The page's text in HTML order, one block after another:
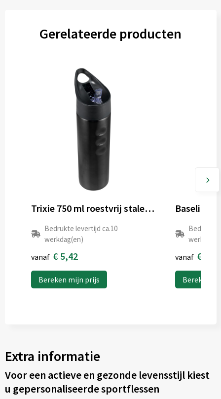
Gerelateerde producten
Trixie 750 ml roestvrij stalen sportfles
Bedrukte levertijd ca.10
werkdag(en)
vanaf € 5,42
Bereken mijn prijs
Bedrukte
vanaf €
Bereken
Extra informatie
Voor een actieve en gezonde levensstijl kiest
u gepersonaliseerde sportflessen